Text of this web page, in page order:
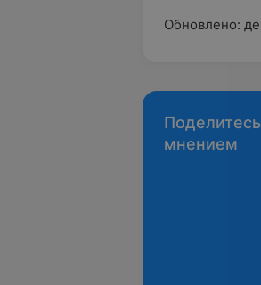
Обновлено:
Поделитесь
мнением